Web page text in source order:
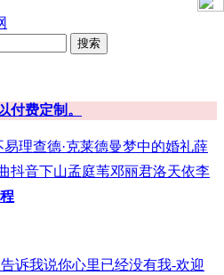
搜索
付费定制。
易理查德·克莱德曼梦中的婚礼薛
抖音下山孟庭苇邓丽君洛天依李
诉我说你心里已经没有我-欢迎